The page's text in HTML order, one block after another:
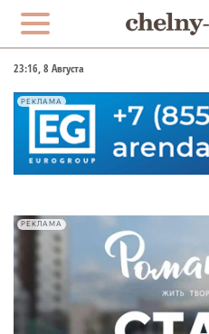
23:16, 8 Августа
РЕКЛАМА
РЕКЛАМА